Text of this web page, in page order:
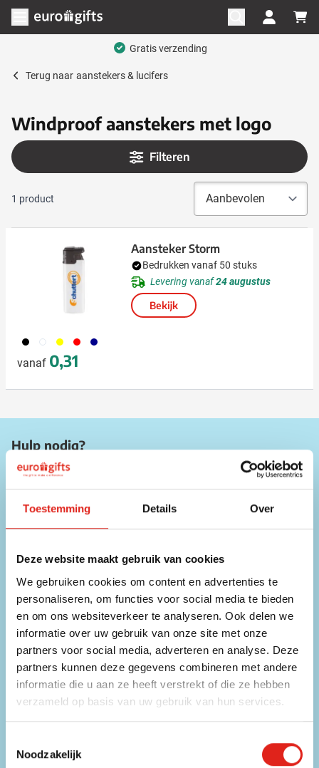
Toestemming Details Over
Deze website maakt gebruik van cookies
We gebruiken cookies om content en advertenties te
personaliseren, om functies voor social media te bieden
en om ons websiteverkeer te analyseren. Ook delen we
informatie over uw gebruik van onze site met onze
partners voor social media, adverteren en analyse. Deze
partners kunnen deze gegevens combineren met andere
informatie die u aan ze heeft verstrekt of die ze hebben
verzameld op basis van uw gebruik van hun services.
Noodzakelijk
Ga naar de inhoud
Menu openen
Gratis verzending
Terug naar aanstekers & lucifers
Windproof aanstekers met logo
Filteren
1 product
001 002 006 008 307
vanaf 0,31
Aansteker Storm
Bedrukken vanaf 50 stuks
Levering vanaf24 augustus
Bekijk
Hulp nodig?
Onze medewerkers zijn beschikbaar op onderstaande
contactgegevens!
Direct contact met een medewerker
E-mailadres
info@eurogifts.be
FAQ
Bekijk de veelgestelde vragen
Schrijf u in voor onze nieuwsbrief.